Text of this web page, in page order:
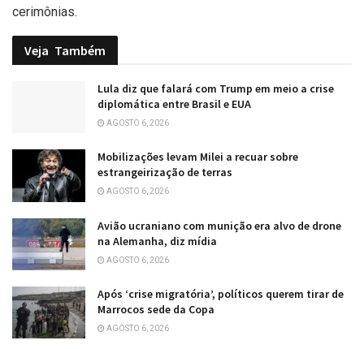
cerimônias.
Veja Também
Lula diz que falará com Trump em meio a crise
diplomática entre Brasil e EUA
AGOSTO 6, 2026
Mobilizações levam Milei a recuar sobre
estrangeirização de terras
AGOSTO 6, 2026
Avião ucraniano com munição era alvo de drone
na Alemanha, diz mídia
AGOSTO 6, 2026
Após ‘crise migratória’, políticos querem tirar de
Marrocos sede da Copa
AGOSTO 6, 2026